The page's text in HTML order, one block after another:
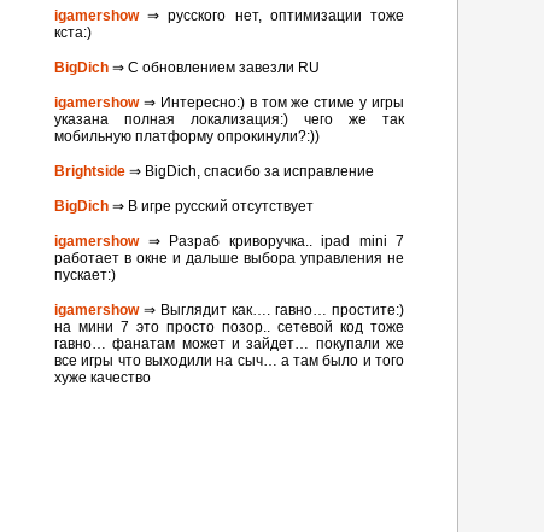
igamershow⇒ русского нет, оптимизации тоже
кста:)
BigDich ⇒ С обновлением завезли RU
igamershow⇒ Интересно:) в том же стиме у игры
указана полная локализация:) чего же так
мобильную платформу опрокинули?:))
Brightside ⇒ BigDich, спасибо за исправление
BigDich ⇒ В игре русский отсутствует
igamershow⇒ Разраб криворучка.. ipad mini 7
работает в окне и дальше выбора управления не
пускает:)
igamershow⇒ Выглядит как…. гавно… простите:)
на мини 7 это просто позор.. сетевой код тоже
гавно… фанатам может и зайдет… покупали же
все игры что выходили на сыч… а там было и того
хуже качество